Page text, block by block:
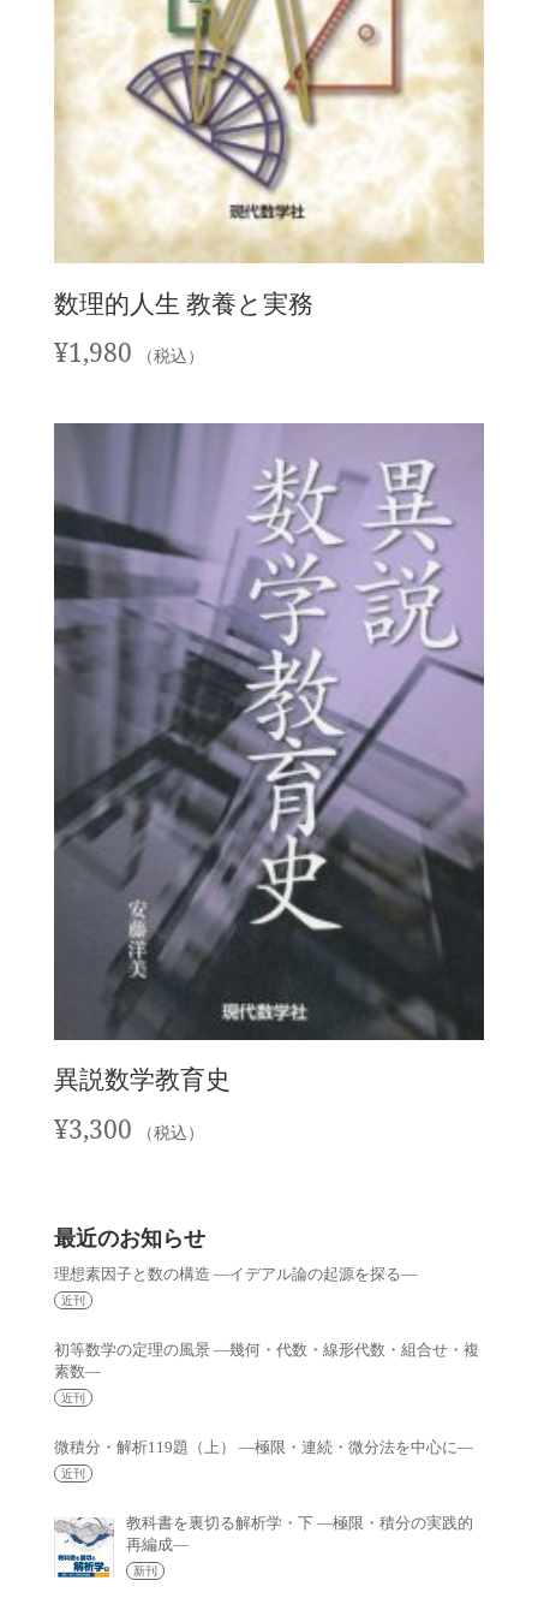
数理的人生 教養と実務
¥1,980 （税込）
異説数学教育史
¥3,300 （税込）
最近のお知らせ
理想素因子と数の構造 —イデアル論の起源を探る—
近刊
初等数学の定理の風景 —幾何・代数・線形代数・組合せ・複
素数—
近刊
微積分・解析119題（上） —極限・連続・微分法を中心に—
近刊
教科書を裏切る解析学・下 —極限・積分の実践的
再編成—
新刊